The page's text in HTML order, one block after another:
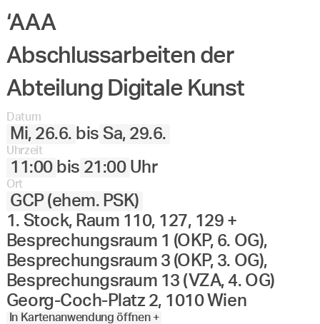
‘AAA
Abschlussarbeiten der
Abteilung Digitale Kunst
Datum
Mi, 26.6. bis Sa, 29.6.
Uhrzeit
11:00 bis 21:00 Uhr
Ort
GCP (ehem. PSK)
1. Stock, Raum 110, 127, 129 +
Besprechungsraum 1 (OKP, 6. OG),
Besprechungsraum 3 (OKP, 3. OG),
Besprechungsraum 13 (VZA, 4. OG)
Georg-Coch-Platz 2, 1010 Wien
In Kartenanwendung öffnen +